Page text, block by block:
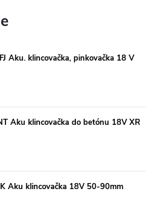
Aku. klincovačka, pinkovačka 18 V
Aku klincovačka do betónu 18V XR
Aku klincovačka 18V 50-90mm